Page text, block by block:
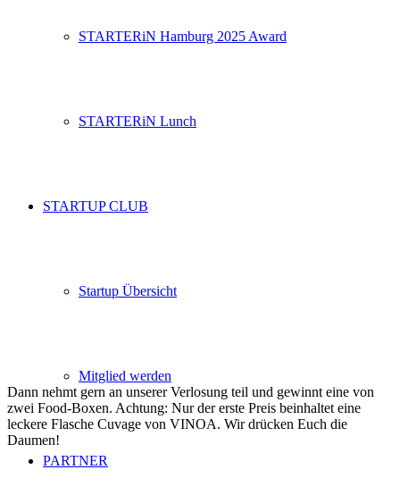
STARTERiN Hamburg 2025 Award
STARTERiN Lunch
STARTUP CLUB
Startup Übersicht
Mitglied werden
PARTNER
Dann nehmt gern an unserer Verlosung teil und gewinnt eine von
zwei Food-Boxen. Achtung: Nur der erste Preis beinhaltet eine
leckere Flasche Cuvage von VINOA. Wir drücken Euch die
Daumen!